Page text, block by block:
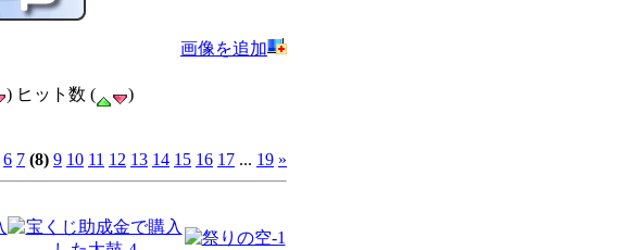
画像を追加
) ヒット数 (
)
6 7 (8) 9 10 11 12 13 14 15 16 17 ... 19 »